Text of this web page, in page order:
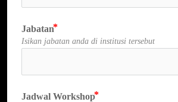
Jabatan
Isikan jabatan anda di institusi tersebut
Jadwal Workshop